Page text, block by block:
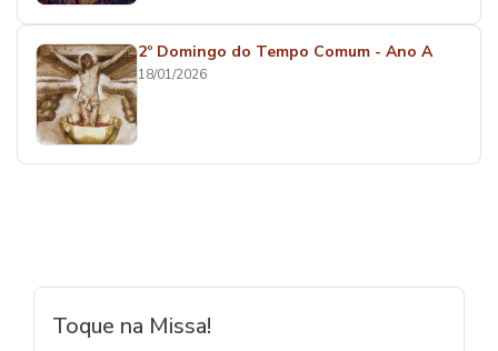
2º Domingo do Tempo Comum - Ano A
18/01/2026
Toque na Missa!